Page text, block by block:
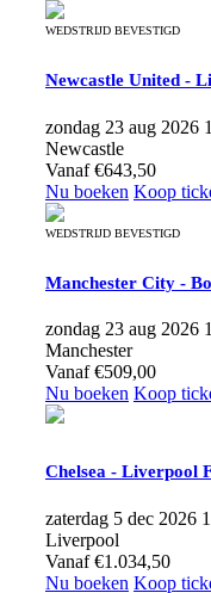
WEDSTRIJD BEVESTIGD
Newcastle United -
zondag 23 aug 2026
Newcastle
Vanaf€643,50
Nu boeken Koop
WEDSTRIJD BEVESTIGD
Manchester City -
zondag 23 aug 2026
Manchester
Vanaf€509,00
Nu boeken Koop
Chelsea - Liverpool
zaterdag 5 dec 2026
Liverpool
Vanaf€1.034,50
Nu boeken Koop